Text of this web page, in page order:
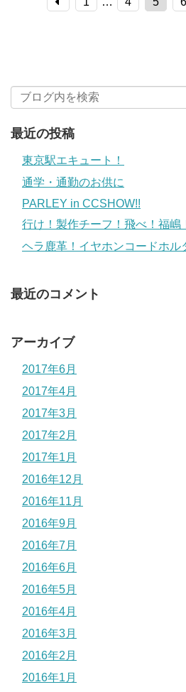
最近の投稿
東京駅エキュート！
通学・通勤のお供に
PARLEY in CCSHOW!!
行け！製作チーフ！飛べ！福嶋
ヘラ鹿革！イヤホンコードホル
最近のコメント
アーカイブ
2017年6月
2017年4月
2017年3月
2017年2月
2017年1月
2016年12月
2016年11月
2016年9月
2016年7月
2016年6月
2016年5月
2016年4月
2016年3月
2016年2月
2016年1月